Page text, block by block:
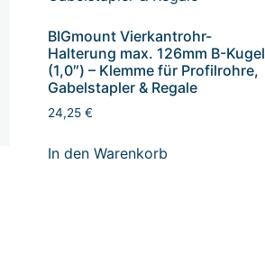
BIGmount Vierkantrohr-
Halterung max. 126mm B-Kugel
(1,0″) – Klemme für Profilrohre,
Gabelstapler & Regale
24,25€
In den Warenkorb